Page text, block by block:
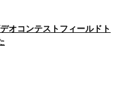
オコンテストフィールドト